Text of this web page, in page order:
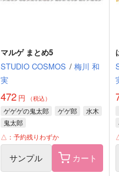
マルゲ まとめ5
STUDIO COSMOS / 梅川 和
実
472円 （税込）
ゲゲゲの鬼太郎 ゲゲ郎
水木
鬼太郎
△：予約残りわずか
サンプル カート